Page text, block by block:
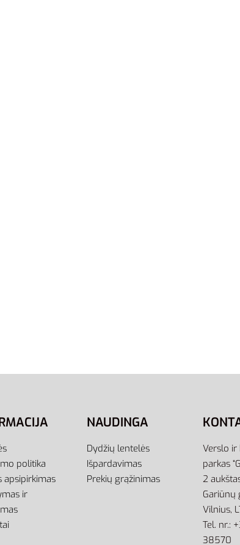
Pasirinkti savybes
politika
apsipirkimas
ir
NAUDINGA
Dydžių lentelės
Išpardavimas
Prekių grąžinimas
Verslo
parkas
2
Gariūnų
Vilnius,
Tel. nr.:
38570